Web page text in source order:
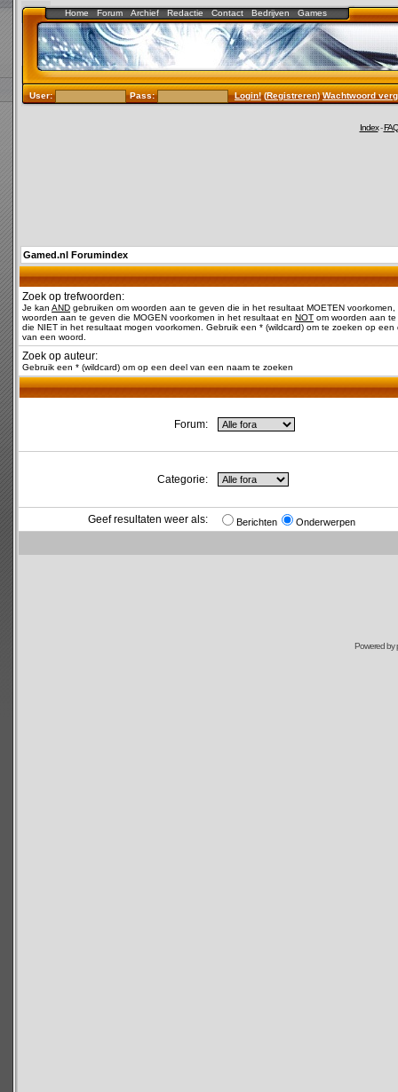
Home Forum Archief Redactie Contact Bedrijven Games
User: Pass: Login!(Registreren)Wachtwoord
Index-FAQ
Gamed.nl Forumindex
Zoek op trefwoorden:
Je kan AND gebruiken om woorden aan te geven die in het resultaat MOETEN voorkomen,
woorden aan te geven die MOGEN voorkomen in het resultaat en NOT om woorden aan
die NIET in het resultaat mogen voorkomen. Gebruik een * (wildcard) om te zoeken op een
van een woord.
Zoek op auteur:
Gebruik een * (wildcard) om op een deel van een naam te zoeken
Forum:
Categorie:
Geef resultaten weer als: Berichten Onderwerpen
Powered by